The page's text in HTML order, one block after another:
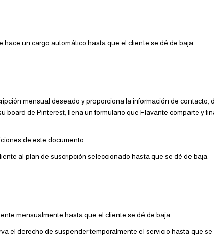
hace un cargo automático hasta que el cliente se dé de baja
mensual deseado y proporciona la información de contacto,
board de Pinterest, llena un formulario que Flavante comparte y
de este documento
al plan de suscripción seleccionado hasta que se dé de baja.
mensualmente hasta que el cliente se dé de baja
el derecho de suspender temporalmente el servicio hasta que se